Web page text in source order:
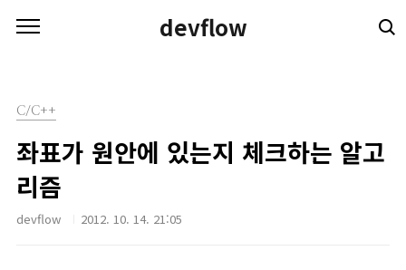
devflow
C/C++
좌표가 원안에 있는지 체크하는 알고
리즘
devflow 2012. 10. 14. 21:05